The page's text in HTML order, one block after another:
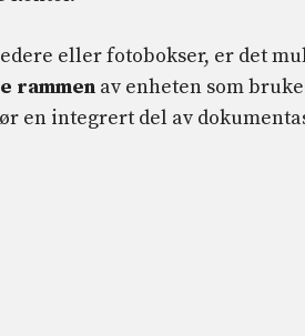
eller fotobokser, er det
rammen av enheten som
en integrert del av